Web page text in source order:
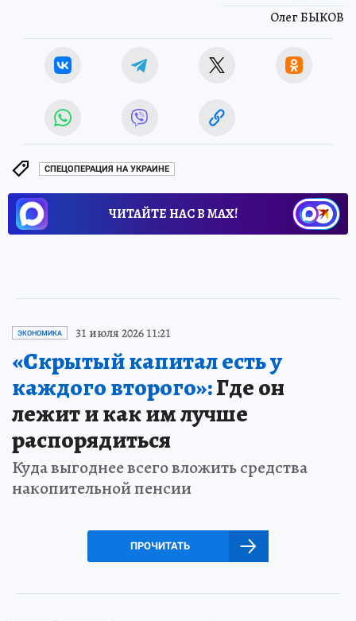
Олег БЫКОВ
СПЕЦОПЕРАЦИЯ НА УКРАИНЕ
ЧИТАЙТЕ НАС В МАХ!
ЭКОНОМИКА 31 июля 2026 11:21
«Скрытый капитал есть у
каждого второго»:Где он
лежит и как им лучше
распорядиться
Куда выгоднее всего вложить средства
накопительной пенсии
ПРОЧИТАТЬ